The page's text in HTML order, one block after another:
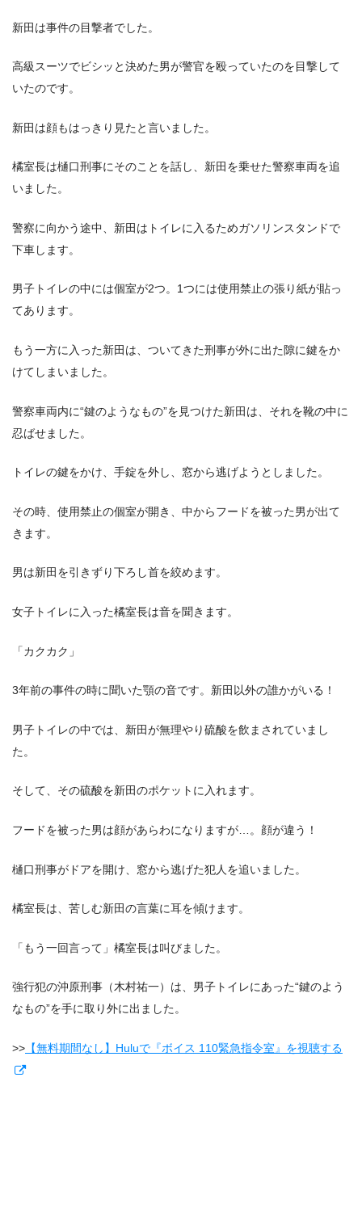
新田は事件の目撃者でした。
高級スーツでビシッと決めた男が警官を殴っていたのを目撃して
いたのです。
新田は顔もはっきり見たと言いました。
橘室長は樋口刑事にそのことを話し、新田を乗せた警察車両を追
いました。
警察に向かう途中、新田はトイレに入るためガソリンスタンドで
下車します。
男子トイレの中には個室が2つ。1つには使用禁止の張り紙が貼っ
てあります。
もう一方に入った新田は、ついてきた刑事が外に出た隙に鍵をか
けてしまいました。
警察車両内に“鍵のようなもの”を見つけた新田は、それを靴の中に
忍ばせました。
トイレの鍵をかけ、手錠を外し、窓から逃げようとしました。
その時、使用禁止の個室が開き、中からフードを被った男が出て
きます。
男は新田を引きずり下ろし首を絞めます。
女子トイレに入った橘室長は音を聞きます。
「カクカク」
3年前の事件の時に聞いた顎の音です。新田以外の誰かがいる！
男子トイレの中では、新田が無理やり硫酸を飲まされていまし
た。
そして、その硫酸を新田のポケットに入れます。
フードを被った男は顔があらわになりますが…。顔が違う！
樋口刑事がドアを開け、窓から逃げた犯人を追いました。
橘室長は、苦しむ新田の言葉に耳を傾けます。
「もう一回言って」橘室長は叫びました。
強行犯の沖原刑事（木村祐一）は、男子トイレにあった“鍵のよう
なもの”を手に取り外に出ました。
>> 【無料期間なし】Huluで『ボイス 110緊急指令室』を視聴する